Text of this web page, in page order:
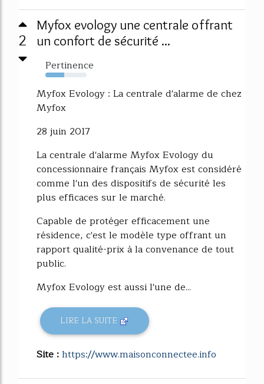
2
Myfox evology une centrale offrant
un confort de sécurité ...
Pertinence
45%
Myfox Evology : La centrale d'alarme de chez
Myfox
28 juin 2017
La centrale d'alarme Myfox Evology du
concessionnaire français Myfox est considéré
comme l'un des dispositifs de sécurité les
plus efficaces sur le marché.
Capable de protéger efficacement une
résidence, c'est le modèle type offrant un
rapport qualité-prix à la convenance de tout
public.
Myfox Evology est aussi l'une de...
LIRE LA SUITE
Site :https://www.maisonconnectee.info